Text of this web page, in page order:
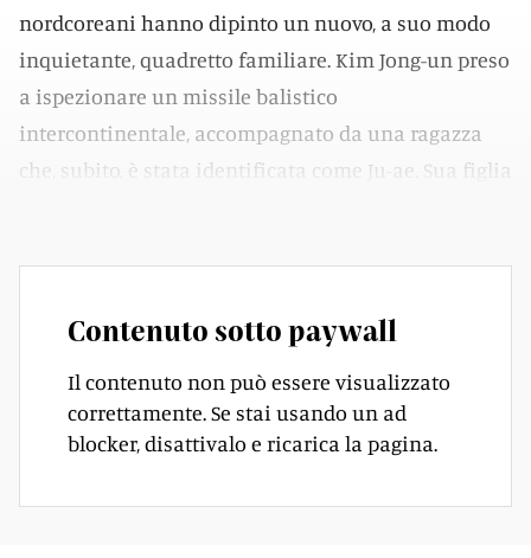
nordcoreani hanno dipinto un nuovo, a suo modo
inquietante, quadretto familiare. Kim Jong-un preso
a ispezionare un missile balistico
intercontinentale, accompagnato da una ragazza
che, subito, è stata identificata come Ju-ae. Sua figlia
Contenuto sotto paywall
Il contenuto non può essere visualizzato
correttamente. Se stai usando un ad
blocker, disattivalo e ricarica la pagina.